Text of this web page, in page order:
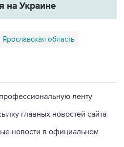
на Украине
Ярославская область
ленту
главных новостей сайта
новости в официальном